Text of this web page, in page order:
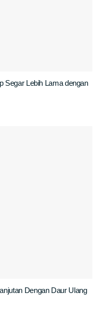
Segar Lebih Lama dengan
Dengan Daur Ulang